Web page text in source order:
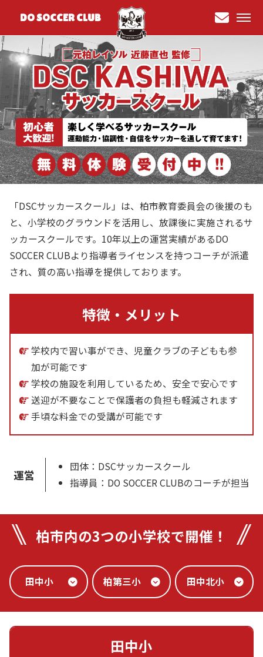
DO SOCCER CLUB
お問
わせ
「DSCサッカースクール」は、柏市教育委員会の後援のも
と、小学校のグラウンドを活用し、放課後に実施されるサ
ッカースクールです。10年以上の運営実績があるDO
SOCCER CLUBより指導者ライセンスを持つコーチが派遣
され、質の高い指導を提供しております。
特徴・メリット
学校内で習い事ができ、児童クラブの子どもも参
加が可能です
学校の施設を利用しているため、安全で安心です
送迎が不要なことで保護者の負担も軽減されます
手頃な料金での受講が可能です
運営
団体：DSCサッカースクール
指導員：DO SOCCER CLUBのコーチが担当
柏市内の3つの小学校で開催！
田中小 柏第三小 田中北小
田中小